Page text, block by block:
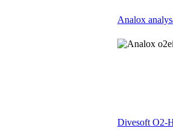
Analox
Divesoft O2-